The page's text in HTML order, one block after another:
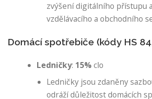
zvýšení digitálního přístupu
vzdělávacího a obchodního
Domácí spotřebiče (kódy HS
Ledničky: 15%clo
Ledničky jsou zdaněny
odráží důležitost domácích